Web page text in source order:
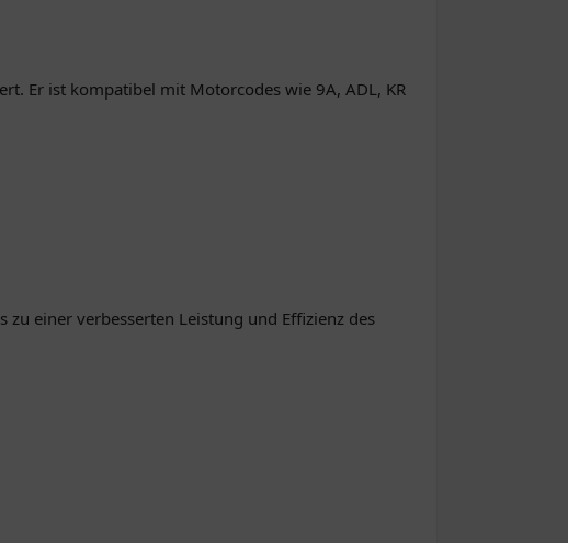
Er ist kompatibel mit Motorcodes wie 9A, ADL, KR
einer verbesserten Leistung und Effizienz des